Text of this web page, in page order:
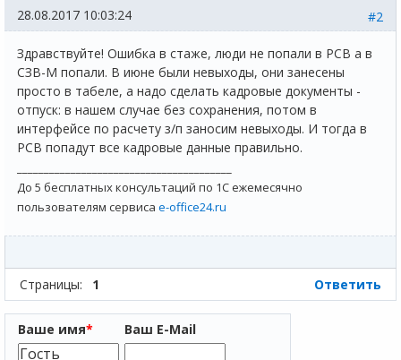
#2
28.08.2017 10:03:24
Здравствуйте! Ошибка в стаже, люди не попали в РСВ а в
СЗВ-М попали. В июне были невыходы, они занесены
просто в табеле, а надо сделать кадровые документы -
отпуск: в нашем случае без сохранения, потом в
интерфейсе по расчету з/п заносим невыходы. И тогда в
РСВ попадут все кадровые данные правильно.
До 5 бесплатных консультаций по 1С ежемесячно
пользователям сервиса e-office24.ru
Страницы: 1 Ответить
Ваше имя* Ваш E-Mail